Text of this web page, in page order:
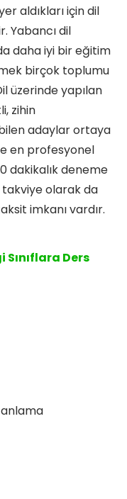
aldıkları için dil
Yabancı dil
daha iyi bir eğitim
birçok toplumu
üzerinde yapılan
zihin
adaylar ortaya
en profesyonel
dakikalık deneme
olarak da
imkanı vardır.
Ders
anlama